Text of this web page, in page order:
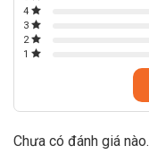
4
3
2
1
Chưa có đánh giá nào.